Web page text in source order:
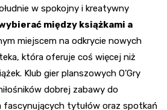
w spokojny i kreatywny
między książkami a
miejscem na odkrycie nowych
która oferuje coś więcej niż
Klub gier planszowych O’Gry
dobrej zabawy do
fascynujących tytułów oraz spotkań